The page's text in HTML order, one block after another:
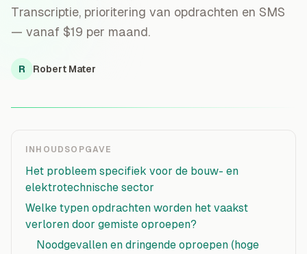
Transcriptie, prioritering van opdrachten en SMS
— vanaf $19 per maand.
R Robert Mater
INHOUDSOPGAVE
Het probleem specifiek voor de bouw- en
elektrotechnische sector
Welke typen opdrachten worden het vaakst
verloren door gemiste oproepen?
Noodgevallen en dringende oproepen (hoge